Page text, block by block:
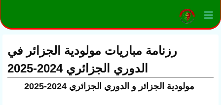
رزنامة مباريات مولودية الجزائر في
الدوري الجزائري 2024-2025
مولودية الجزائر و الدوري الجزائري 2024-2025